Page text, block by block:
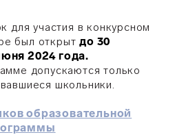
для участия в конкурсном
был открытдо 30
2024 года.
допускаются только
школьники.
образовательной